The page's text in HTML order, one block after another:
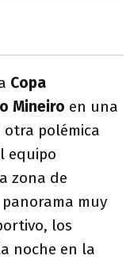
Copa
Mineiro en una
otra polémica
equipo
zona de
muy
los
noche en la